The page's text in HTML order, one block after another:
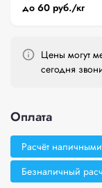
до 60 руб./кг
Цены могут
сегодня
Оплата
Расчёт наличными
Безналичный